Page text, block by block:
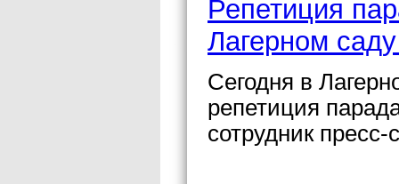
Репетиция
Лагерном
Сегодня в
репетиция
сотрудник